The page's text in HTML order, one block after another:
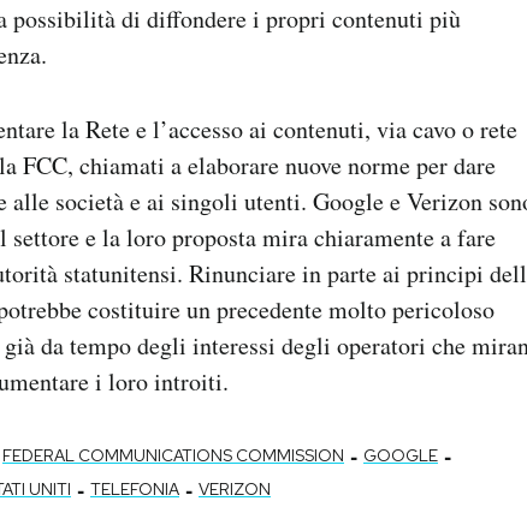
possibilità di diffondere i propri contenuti più
la Rete e l’accesso ai contenuti, via cavo o rete
FCC, chiamati a elaborare nuove norme per dare
società e ai singoli utenti. Google e Verizon
e la loro proposta mira chiaramente a fare
statunitensi. Rinunciare in parte ai principi
costituire un precedente molto pericoloso
da tempo degli interessi degli operatori che
i loro introiti.
FEDERAL COMMUNICATIONS COMMISSION - GOOGLE -
UNITI - TELEFONIA - VERIZON